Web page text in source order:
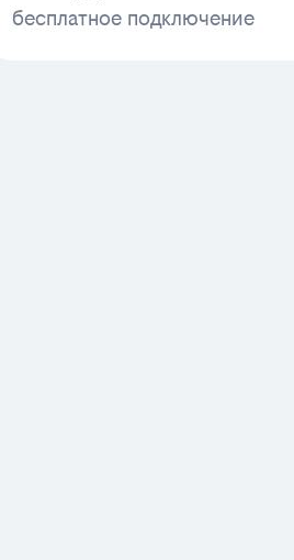
бесплатное подключение